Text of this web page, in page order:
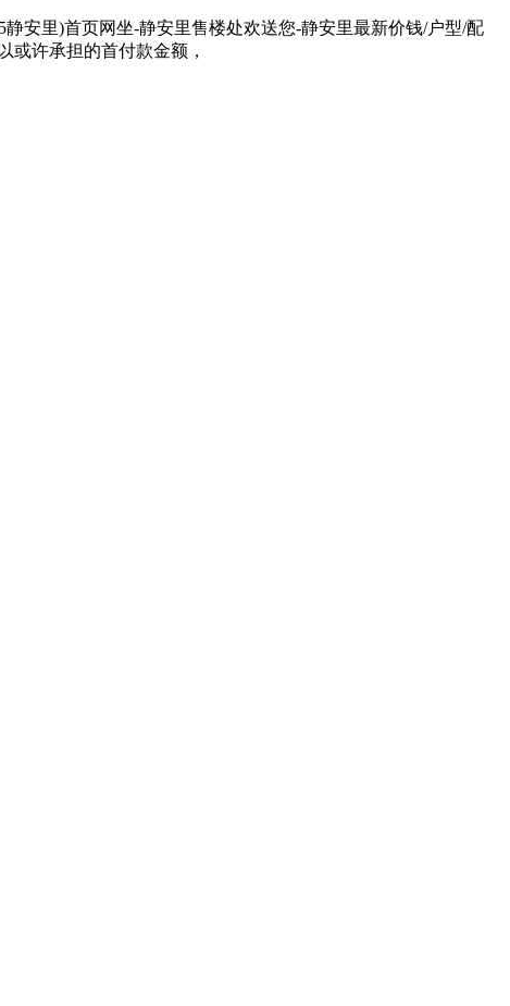
静安里)首页网坐-静安里售楼处欢送您-静安里最新价钱/户型/配
或许承担的首付款金额，